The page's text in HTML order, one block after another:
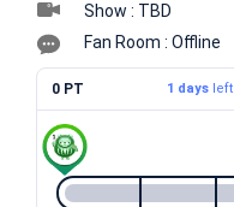
Show : TBD
Fan Room : Offline
0 PT 1 daysleft